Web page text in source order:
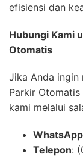
efisiensi dan
Hubungi Kami
Otomatis
Jika Anda ingin
Parkir
kami melalui
WhatsApp
Telepon: